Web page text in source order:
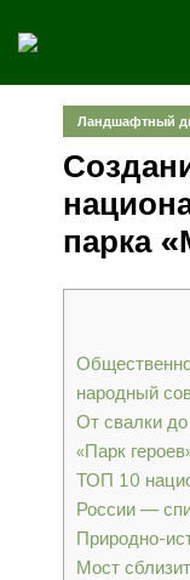
Ландшафтный
парка
народный
От свалки
«Парк
ТОП 10
России —
Природно-
Мост